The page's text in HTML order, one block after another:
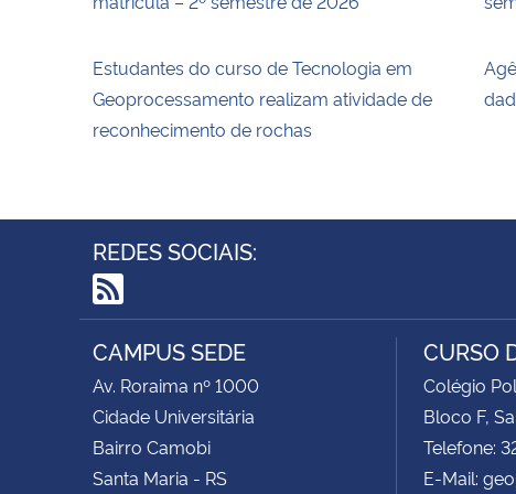
Estudantes do curso de Tecnologia em
Geoprocessamento realizam atividade de
reconhecimento de rochas
REDES SOCIAIS:
RSS
CAMPUS SEDE
Av. Roraima nº 1000
Cidade Universitária
Bairro Camobi
Santa Maria - RS
CURSO
Colégio
Bloco F,
Telefone:
E-Mail: